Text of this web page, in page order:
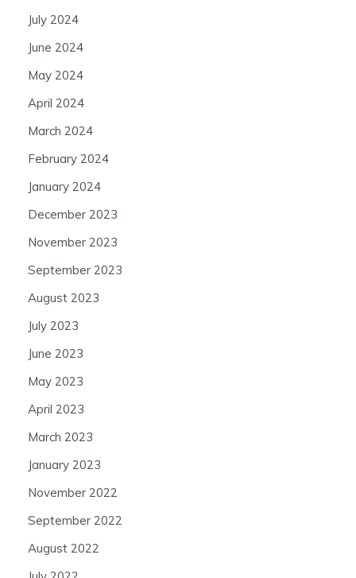
July 2024
June 2024
May 2024
April 2024
March 2024
February 2024
January 2024
December 2023
November 2023
September 2023
August 2023
July 2023
June 2023
May 2023
April 2023
March 2023
January 2023
November 2022
September 2022
August 2022